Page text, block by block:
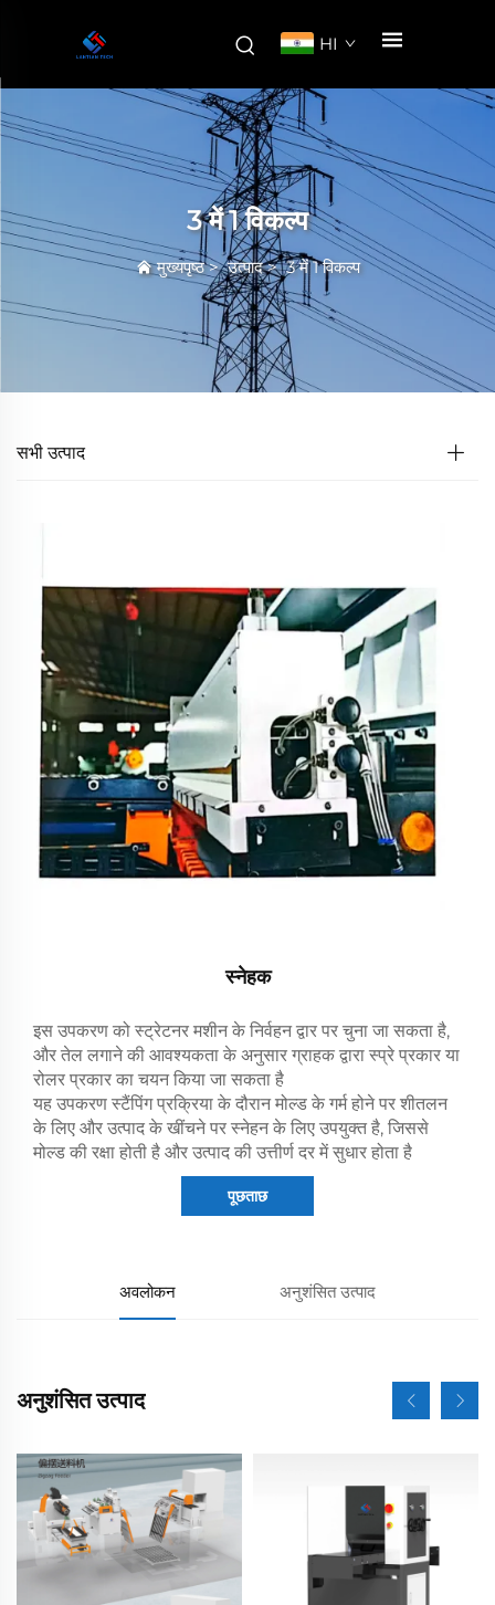
HI
3 में 1 विकल्प
मुख्यपृष्ठ>उत्पाद>3 में 1 विकल्प
सभी उत्पाद
स्नेहक
इस उपकरण को स्ट्रेटनर मशीन के निर्वहन द्वार पर चुना जा सकता है,
और तेल लगाने की आवश्यकता के अनुसार ग्राहक द्वारा स्प्रे प्रकार या
रोलर प्रकार का चयन किया जा सकता है
यह उपकरण स्टैंपिंग प्रक्रिया के दौरान मोल्ड के गर्म होने पर शीतलन
के लिए और उत्पाद के खींचने पर स्नेहन के लिए उपयुक्त है, जिससे
मोल्ड की रक्षा होती है और उत्पाद की उत्तीर्ण दर में सुधार होता है
पूछताछ
अवलोकन अनुशंसित उत्पाद
अनुशंसित उत्पाद